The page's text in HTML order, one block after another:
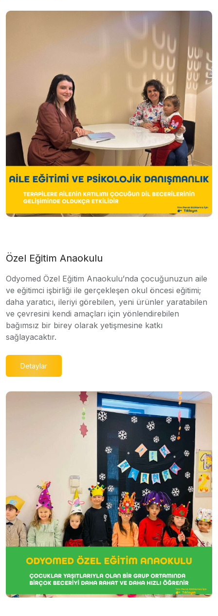
Özel Eğitim Anaokulu
Odyomed Özel Eğitim Anaokulu’nda çocuğunuzun aile
ve eğitimci işbirliği ile gerçekleşen okul öncesi eğitimi;
daha yaratıcı, ileriyi görebilen, yeni ürünler yaratabilen
ve çevresini kendi amaçları için yönlendirebilen
bağımsız bir birey olarak yetişmesine katkı
sağlayacaktır.
Detaylar